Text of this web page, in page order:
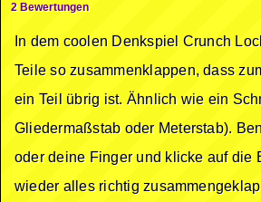
2 Bewertungen
In dem coolen Denkspiel Crunch
Teile so zusammenklappen, dass
ein Teil übrig ist. Ähnlich wie ein
Gliedermaßstab oder Meterstab).
oder deine Finger und klicke auf die
wieder alles richtig